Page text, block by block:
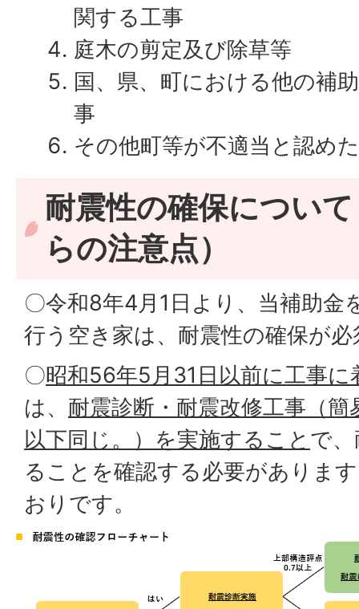
関する工事
庭木の剪定及び除草等
国、県、町における他の補
事
その他町等が不適当と認め
耐震性の確保につい
らの注意点）
〇令和8年4月1日より、当補助金
行う空き家は、耐震性の確保が
〇昭和56年5月 31 日以前に工事に
は、 耐震診断・耐震改修工事（
以下同じ。）を実施すること で
ることを確認する必要がありま
おりです。